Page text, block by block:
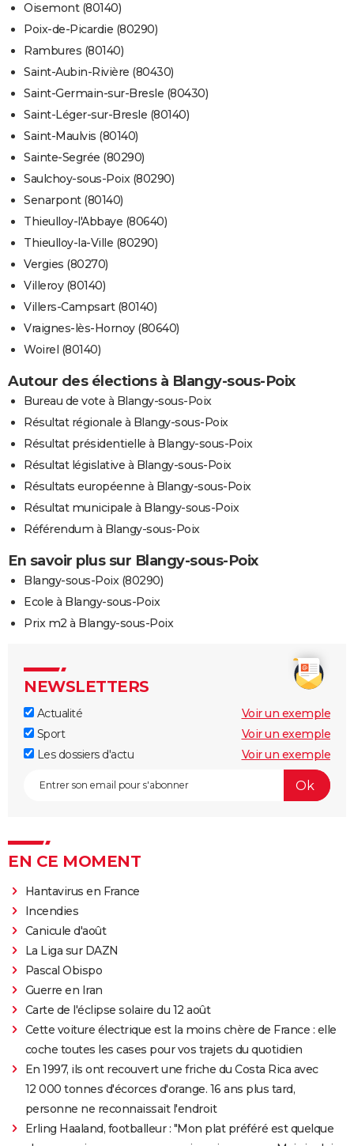
Oisemont (80140)
Poix-de-Picardie (80290)
Rambures (80140)
Saint-Aubin-Rivière (80430)
Saint-Germain-sur-Bresle (80430)
Saint-Léger-sur-Bresle (80140)
Saint-Maulvis (80140)
Sainte-Segrée (80290)
Saulchoy-sous-Poix (80290)
Senarpont (80140)
Thieulloy-l'Abbaye (80640)
Thieulloy-la-Ville (80290)
Vergies (80270)
Villeroy (80140)
Villers-Campsart (80140)
Vraignes-lès-Hornoy (80640)
Woirel (80140)
Autour des élections à Blangy-sous-Poix
Bureau de vote à Blangy-sous-Poix
Résultat régionale à Blangy-sous-Poix
Résultat présidentielle à Blangy-sous-Poix
Résultat législative à Blangy-sous-Poix
Résultats européenne à Blangy-sous-Poix
Résultat municipale à Blangy-sous-Poix
Référendum à Blangy-sous-Poix
En savoir plus sur Blangy-sous-Poix
Blangy-sous-Poix (80290)
Ecole à Blangy-sous-Poix
Prix m2 à Blangy-sous-Poix
NEWSLETTERS
Actualité
Voir un exemple
Sport
Voir un exemple
Les dossiers d'actu
Voir un exemple
EN CE MOMENT
Hantavirus en France
Incendies
Canicule d'août
La Liga sur DAZN
Pascal Obispo
Guerre en Iran
Carte de l'éclipse solaire du 12 août
Cette voiture électrique est la moins chère de France : elle
coche toutes les cases pour vos trajets du quotidien
En 1997, ils ont recouvert une friche du Costa Rica avec
12 000 tonnes d'écorces d'orange. 16 ans plus tard,
personne ne reconnaissait l'endroit
Erling Haaland, footballeur : "Mon plat préféré est quelque